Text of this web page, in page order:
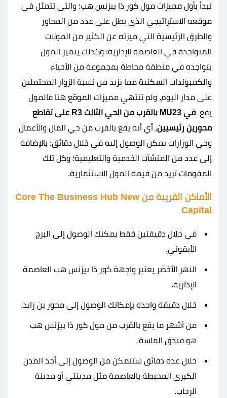
نبدأ بأول مميزات مول كور ذا بيزنس هب؛ والتي تتمثل في
موقعه الاستراتيجي الذي يطل على عدد من المحاور
والطرق الرئيسية التي ميزته عن الكثير من المولات
المتواجدة في العاصمة الإدارية؛ وكذلك يتميز المول
بتواجده في منطقة محاطة بمجموعة من الأحياء
والكمبوندات السكنية مما يزيد من نسبة الزوار المحتملين
على مدار اليوم، ولم تنتهي مميزات الموقع هنا فالمول
يقع
في MU23 بالقرب من الحي الثالث R3 على تقاطع
محورين رئيسيين، أي أنه يقع بالقرب من حي المال والأعمال
وحي الوزارات يمكن الوصول إليه في خلال دقائق؛ بالإضافة
إلى عدد من المنشآت الخدمية والتعليمية؛ وكل تلك
المقومات تزيد من قيمة المول الاستثمارية.
الأماكن القريبة من Core The Business Hub New
Capital
في خلال دقيقتين فقط يمكنك الوصول إلى البرج
الأيقوني.
النهر الأخضر يعتبر واجهة كور ذا بيزنس هب العاصمة
الإدارية.
خلال دقيقة واحدة بإمكانك الوصول إلى محور بن زايد.
من أشهر ما يقع بالقرب من مول كور ذا بيزنس هب
هو فندق الماسة.
خلال عدة دقائق ستتمكن من الوصول إلى أحد المدن
الكبرى المحيطة بالعاصمة مثل مدينتي أو مدينة
الرحاب.